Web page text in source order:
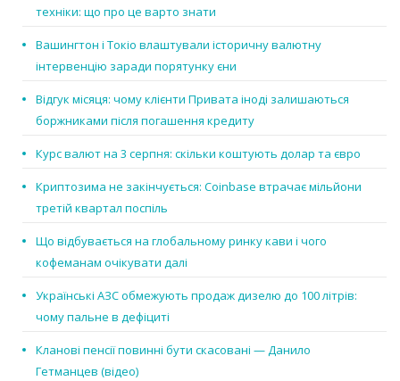
техніки: що про це варто знати
Вашингтон і Токіо влаштували історичну валютну
інтервенцію заради порятунку єни
Відгук місяця: чому клієнти Привата іноді залишаються
боржниками після погашення кредиту
Курс валют на 3 серпня: скільки коштують долар та євро
Криптозима не закінчується: Coinbase втрачає мільйони
третій квартал поспіль
Що відбувається на глобальному ринку кави і чого
кофеманам очікувати далі
Українські АЗС обмежують продаж дизелю до 100 літрів:
чому пальне в дефіциті
Кланові пенсії повинні бути скасовані — Данило
Гетманцев (відео)